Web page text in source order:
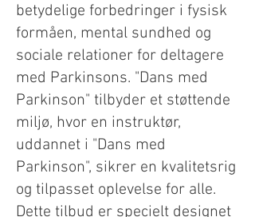
betydelige forbedringer i fysisk
formåen, mental sundhed og
sociale relationer for deltagere
med Parkinsons. "Dans med
Parkinson" tilbyder et støttende
miljø, hvor en instruktør,
uddannet i "Dans med
Parkinson", sikrer en kvalitetsrig
og tilpasset oplevelse for alle.
Dette tilbud er specielt designet